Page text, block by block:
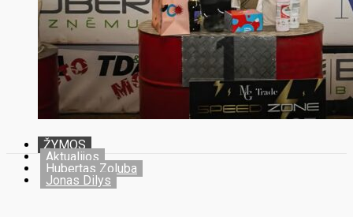
ŽYMOS
Aktualijos
Hubertas Zoluba
Jonas Dilys